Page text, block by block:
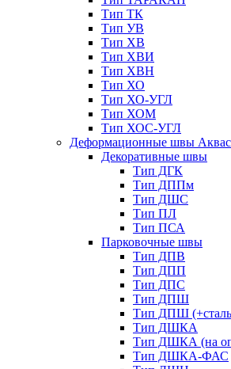
Тип ТК
Тип УВ
Тип ХВ
Тип ХВИ
Тип ХВН
Тип ХО
Тип ХО-УГЛ
Тип ХОМ
Тип ХОС-УГЛ
Деформационные швы
Декоративные швы
Тип ДГК
Тип ДППм
Тип ДШС
Тип ПЛ
Тип ПСА
Парковочные швы
Тип ДПВ
Тип ДПП
Тип ДПС
Тип ДПШ
Тип ДПШ
Тип ДШКА
Тип ДШКА (на
Тип ДШКА-ФАС